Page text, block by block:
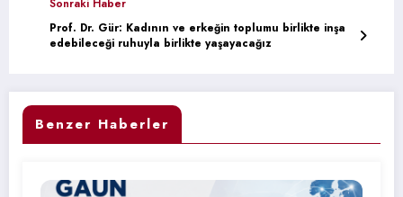
Sonraki Haber
Prof. Dr. Gür: Kadının ve erkeğin toplumu birlikte inşa
edebileceği ruhuyla birlikte yaşayacağız
Benzer Haberler